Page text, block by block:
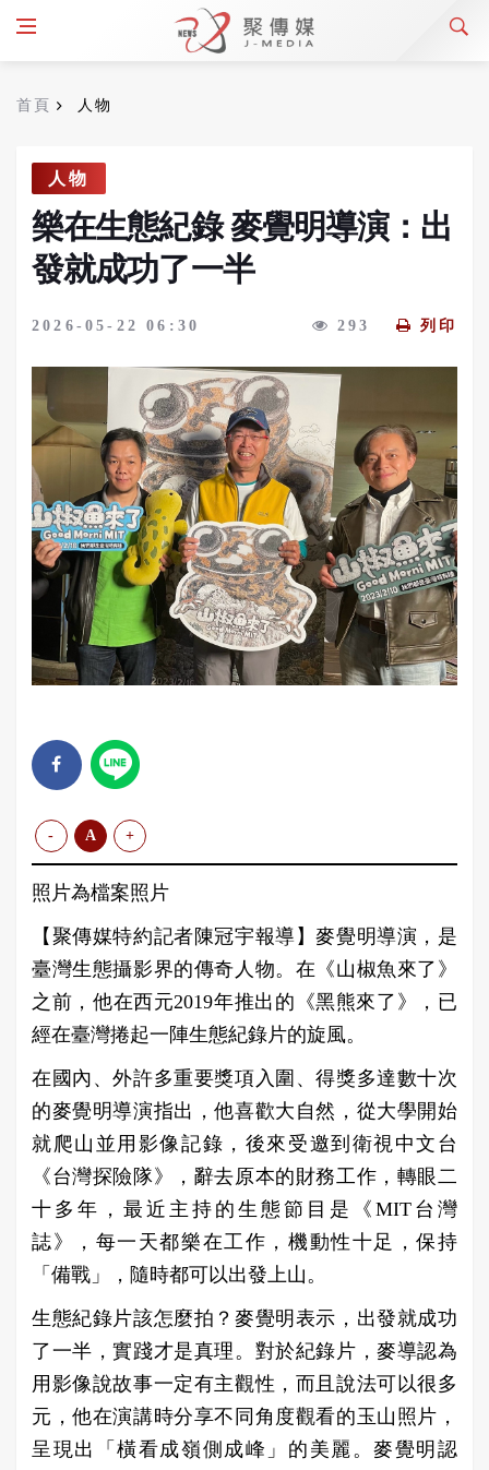
首頁 人物
人物
樂在生態紀錄 麥覺明導演：出
發就成功了一半
2026-05-22 06:30 293 列印
- A +
照片為檔案照片
【聚傳媒特約記者陳冠宇報導】麥覺明導演，是
臺灣生態攝影界的傳奇人物。在《山椒魚來了》
之前，他在西元2019年推出的《黑熊來了》，已
經在臺灣捲起一陣生態紀錄片的旋風。
在國內、外許多重要獎項入圍、得獎多達數十次
的麥覺明導演指出，他喜歡大自然，從大學開始
就爬山並用影像記錄，後來受邀到衛視中文台
《台灣探險隊》，辭去原本的財務工作，轉眼二
十多年，最近主持的生態節目是《MIT台灣
誌》，每一天都樂在工作，機動性十足，保持
「備戰」，隨時都可以出發上山。
生態紀錄片該怎麼拍？麥覺明表示，出發就成功
了一半，實踐才是真理。對於紀錄片，麥導認為
用影像說故事一定有主觀性，而且說法可以很多
元，他在演講時分享不同角度觀看的玉山照片，
呈現出「橫看成嶺側成峰」的美麗。麥覺明認